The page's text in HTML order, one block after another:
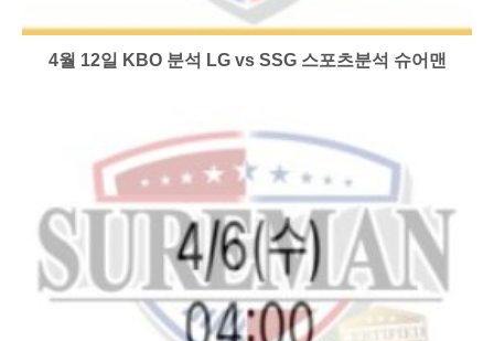
4월 12일 KBO 분석 LG vs SSG 스포츠분석 슈어맨